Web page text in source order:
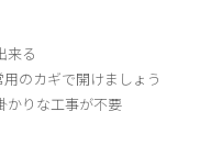
来る
のカギで開けましょう
かりな工事が不要